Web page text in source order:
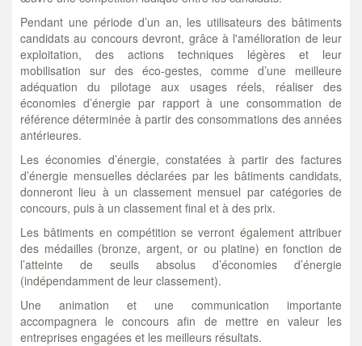
Pendant une période d’un an, les utilisateurs des bâtiments
candidats au concours devront, grâce à l'amélioration de leur
exploitation, des actions techniques légères et leur
mobilisation sur des éco-gestes, comme d’une meilleure
adéquation du pilotage aux usages réels, réaliser des
économies d’énergie par rapport à une consommation de
référence déterminée à partir des consommations des années
antérieures.
Les économies d’énergie, constatées à partir des factures
d’énergie mensuelles déclarées par les bâtiments candidats,
donneront lieu à un classement mensuel par catégories de
concours, puis à un classement final et à des prix.
Les bâtiments en compétition se verront également attribuer
des médailles (bronze, argent, or ou platine) en fonction de
l’atteinte de seuils absolus d’économies d’énergie
(indépendamment de leur classement).
Une animation et une communication importante
accompagnera le concours afin de mettre en valeur les
entreprises engagées et les meilleurs résultats.